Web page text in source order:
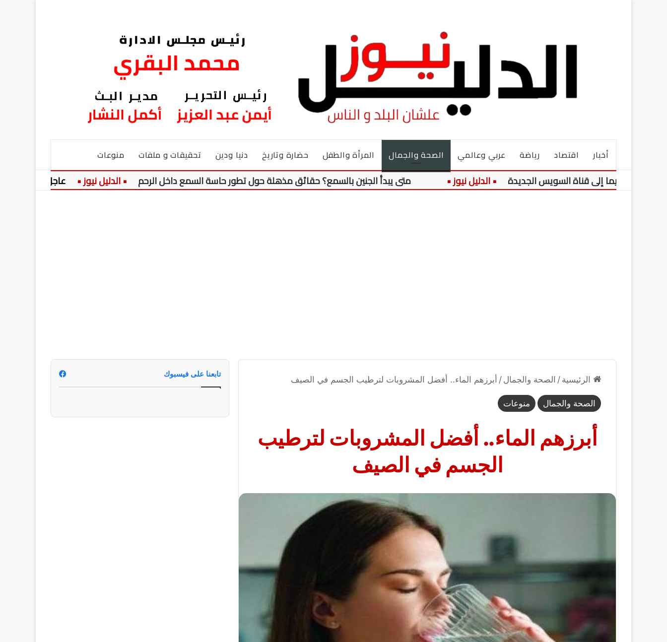
أخبار اقتصاد رياضة عربي وعالمي الصحة والجمال المرأة والطفل حضارة وتاريخ دنيا ودين تحقيقات و ملفات منوعات
متى يبدأ الجنين بالسمع؟ حقائق مذهلة حول تطور حاسة السمع داخل الرحم عاجل:
الرئيسية / الصحة والجمال / أبرزهم الماء.. أفضل المشروبات لترطيب الجسم في الصيف
الصحة والجمال منوعات
أبرزهم الماء.. أفضل المشروبات لترطيب
الجسم في الصيف
تابعنا على فيسبوك